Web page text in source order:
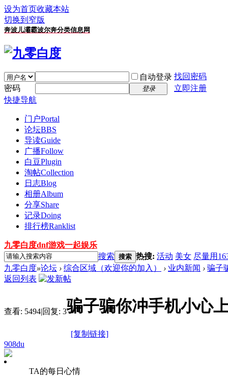
设为首页收藏本站
切换到窄版
奔波儿灞霸波尔奔分类信息网
自动登录 找回密码
密码
登录
立即注册
快捷导航
门户Portal
论坛BBS
导读Guide
广播Follow
白豆Plugin
淘帖Collection
日志Blog
相册Album
分享Share
记录Doing
排行榜Ranklist
九零白度dnf游戏一起娱乐
搜索 搜索 热搜: 活动 美女 尽量用
九零白度»论坛 › 综合区域（欢迎你的加入） › 业内新闻 › 骗子
返回列表
查看: 5494|回复: 3骗子骗你冲手机小心
[复制链接]
908du
TA的每日心情